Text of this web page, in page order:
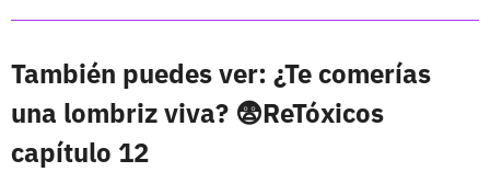
También puedes ver: ¿Te comerías
una lombriz viva? 😨ReTóxicos
capítulo 12